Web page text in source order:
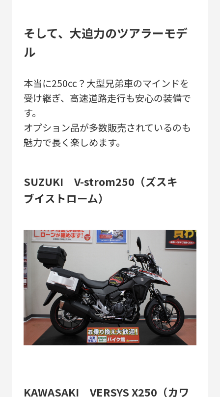
そして、大迫力のツアラーモデ
ル
本当に250cc？大型兄弟車のマインドを
受け継ぎ、高速道路走行も安心の装備で
す。
オプション品が多数販売されているのも
魅力で長く楽しめます。
SUZUKI V-strom250（ズスキ
ブイストローム）
KAWASAKI VERSYS X250（カワ